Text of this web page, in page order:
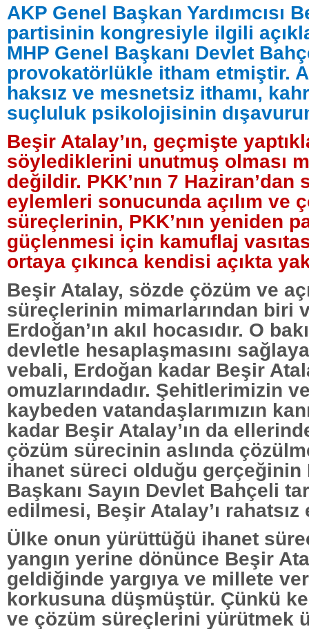
AKP Genel Başkan Yardımcısı
partisinin kongresiyle ilgili
MHP Genel Başkanı Devlet
provokatörlükle itham etmiştir.
haksız ve mesnetsiz ithamı,
suçluluk psikolojisinin
Beşir Atalay’ın, geçmişte
söylediklerini unutmuş olması
değildir. PKK’nın 7 Haziran’dan
eylemleri sonucunda açılım ve
süreçlerinin, PKK’nın yeniden
güçlenmesi için kamuflaj
ortaya çıkınca kendisi açıkta
Beşir Atalay, sözde çözüm ve
süreçlerinin mimarlarından biri
Erdoğan’ın akıl hocasıdır. O
devletle hesaplaşmasını
vebali, Erdoğan kadar Beşir
omuzlarındadır. Şehitlerimizin
kaybeden vatandaşlarımızın
kadar Beşir Atalay’ın da
çözüm sürecinin aslında
ihanet süreci olduğu gerçeğinin
Başkanı Sayın Devlet Bahçeli
edilmesi, Beşir Atalay’ı
Ülke onun yürüttüğü ihanet
yangın yerine dönünce Beşir
geldiğinde yargıya ve millete
korkusuna düşmüştür. Çünkü
ve çözüm süreçlerini yürütmek